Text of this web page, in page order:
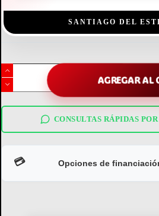
SANTIAGO DEL
batidora
de
mano
pe-
roja
AGREGAR AL
CONSULTAS RÁPIDAS
💳 Opciones de